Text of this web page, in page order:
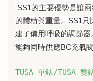
SS1的主要優勢是讓
的體積與重量。SS1
建了備用呼吸的調節
能夠同時供應BC充氣